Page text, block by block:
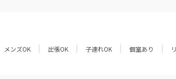
メンズOK 出張OK 子連れOK 個室あり